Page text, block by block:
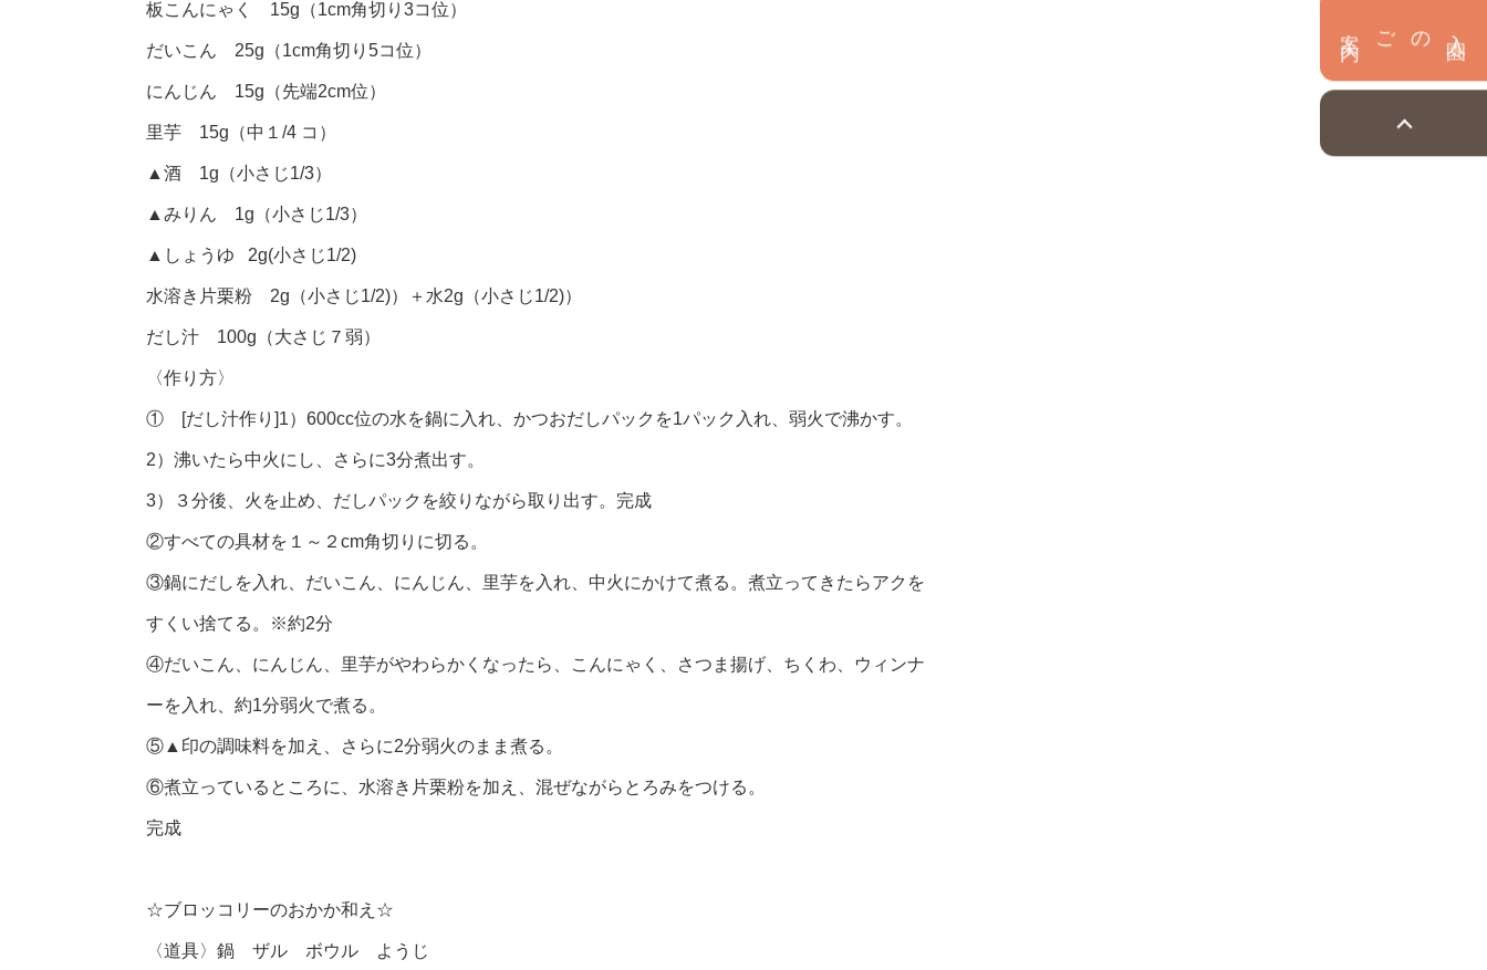
板こんにゃく 15g（1cm角切り3コ位）
だいこん 25g（1cm角切り5コ位）
にんじん 15g（先端2cm位）
里芋 15g（中１/4 コ）
▲酒 1g（小さじ1/3）
▲みりん 1g（小さじ1/3）
▲しょうゆ 2g(小さじ1/2)
水溶き片栗粉 2g（小さじ1/2)）＋水2g（小さじ1/2)）
だし汁 100g（大さじ７弱）
〈作り方〉
① [だし汁作り]1）600cc位の水を鍋に入れ、かつおだしパックを1パック入れ、弱火で沸かす。
2）沸いたら中火にし、さらに3分煮出す。
3）３分後、火を止め、だしパックを絞りながら取り出す。完成
②すべての具材を１～２cm角切りに切る。
③鍋にだしを入れ、だいこん、にんじん、里芋を入れ、中火にかけて煮る。煮立ってきたらアクを
すくい捨てる。※約2分
④だいこん、にんじん、里芋がやわらかくなったら、こんにゃく、さつま揚げ、ちくわ、ウィンナ
ーを入れ、約1分弱火で煮る。
⑤▲印の調味料を加え、さらに2分弱火のまま煮る。
⑥煮立っているところに、水溶き片栗粉を加え、混ぜながらとろみをつける。
完成
☆ブロッコリーのおかか和え☆
〈道具〉鍋 ザル ボウル ようじ